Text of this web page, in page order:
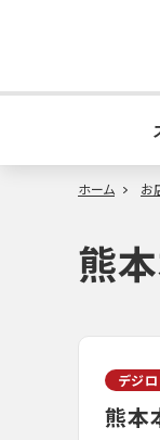
ホーム お
熊
デジ
熊本